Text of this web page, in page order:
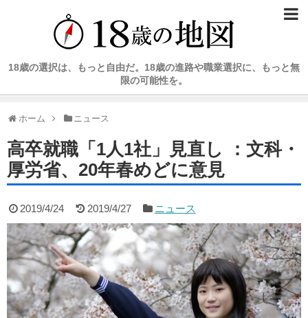
18歳の選択は、もっと自由だ。18歳の進路や職業選択に、もっと無
限の可能性を。
ホーム ニュース
高卒就職「1人1社」見直し ：文科・
厚労省、20年春めどに意見
2019/4/24 2019/4/27 ニュース